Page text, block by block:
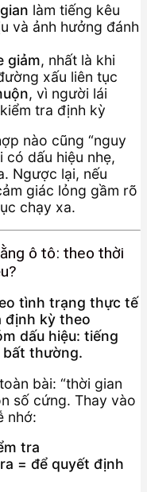
làm tiếng kêu
và ảnh hưởng đánh
giảm, nhất là khi
xấu liên tục
, vì người lái
tra định kỳ
nào cũng “nguy
có dấu hiệu nhẹ,
Ngược lại, nếu
giác lỏng gầm rõ
chạy xa.
ô tô: theo thời
tình trạng thực tế
định kỳ theo
dấu hiệu: tiếng
bất thường.
bài: “thời gian
số cứng. Thay vào
nhớ:
tra
= để quyết định